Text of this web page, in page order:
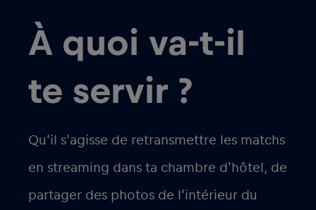
À quoi va-t-il
te servir ?
Qu’il s’agisse de retransmettre les matchs
en streaming dans ta chambre d’hôtel, de
partager des photos de l’intérieur du